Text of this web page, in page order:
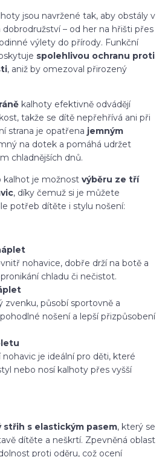
jsou navržené tak, aby obstály v
– od her na hřišti přes
výlety do přírody. Funkční
spolehlivou ochranu proti
, aniž by omezoval přirozený
kalhoty efektivně odvádějí
takže se dítě nepřehřívá ani při
strana je opatřena jemným
na dotek a pomáhá udržet
chladnějších dnů.
kalhot je možnost výběru ze tří
, díky čemuž si je můžete
potřeb dítěte i stylu nošení:
nohavice, dobře drží na botě a
chladu či nečistot.
zvenku, působí sportovně a
nošení a lepší přizpůsobení
je ideální pro děti, které
nebo nosí kalhoty přes vyšší
střih s elastickým pasem, který se
dítěte a neškrtí. Zpevněná oblast
proti oděru, což ocení